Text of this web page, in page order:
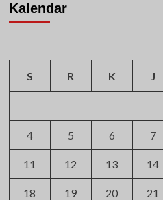
Kalendar
S R K J
4 5 6 7
11 12 13 14
18 19 20 21